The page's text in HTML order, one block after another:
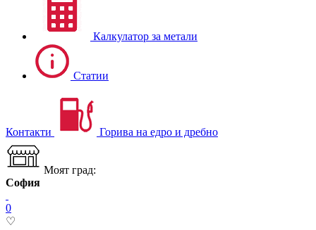
Калкулатор за метали
Статии
Контакти Горива на едро и дребно
Моят град:
София
0
♡